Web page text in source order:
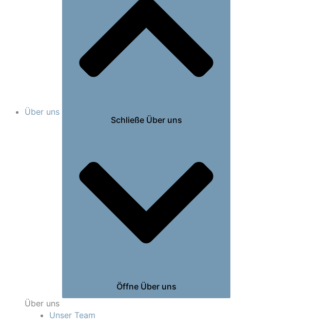
Über uns
Schließe Über uns
Öffne Über uns
Über uns
Unser Team